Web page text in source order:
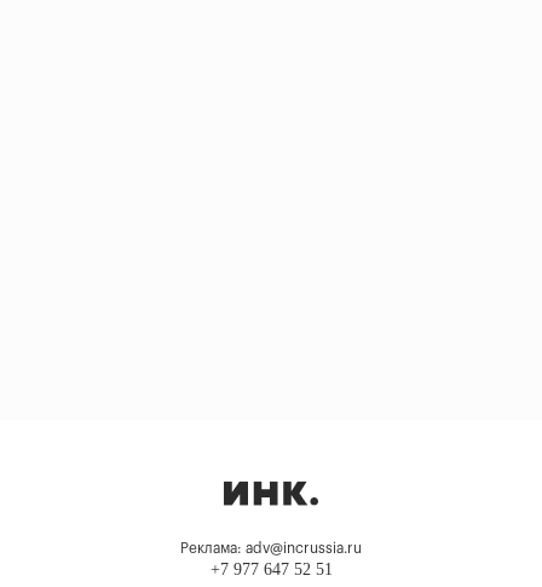
Реклама: adv@incrussia.ru
+7 977 647 52 51